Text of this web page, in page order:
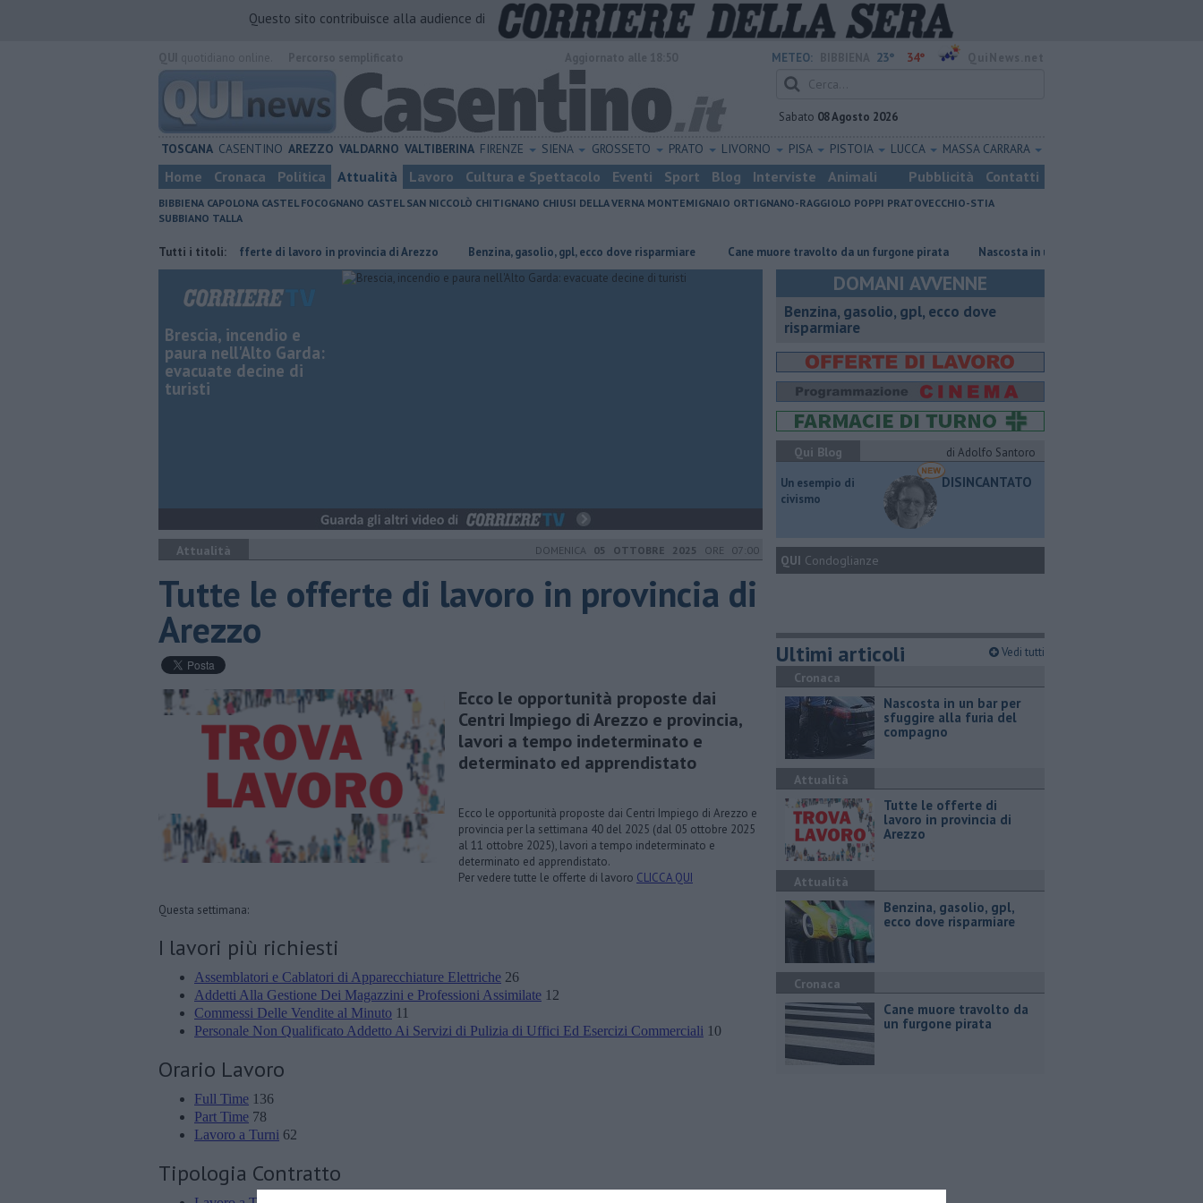
Questo sito contribuisce alla audience di
METEO: 23° 34°
Sabato 08 Agosto 2026
TOSCANA CASENTINO AREZZO VALDARNO VALTIBERINA FIRENZE SIENA GROSSETO PRATO LIVORNO PISA PISTOIA LUCCA MASSA CARRARA
Home Cronaca Politica Attualità Lavoro Cultura e Spettacolo Eventi Sport Blog Interviste Animali Pubblicità Contatti
BIBBIENA CAPOLONA CASTEL FOCOGNANO CASTEL SAN NICCOLÒ CHITIGNANO CHIUSI DELLA VERNA MONTEMIGNAIO ORTIGNANO-RAGGIOLO POPPI PRATOVECCHIO-STIA
SUBBIANO TALLA
Tutti i titoli:
​Tutte le offerte di lavoro in provincia di Arezzo ​Benzina, gasolio, gpl, ecco dove risparmiare Cane muore travolto da un furgone pirata Nascosta in un bar per sfuggire alla furia del
Brescia, incendio e
paura nell'Alto Garda:
evacuate decine di
turisti
Attualità DOMENICA 05 OTTOBRE 2025 ORE 07:00
​Tutte le offerte di lavoro in provincia di
Arezzo
Ecco le opportunità proposte dai
Centri Impiego di Arezzo e provincia,
lavori a tempo indeterminato e
determinato ed apprendistato
Ecco le opportunità proposte dai Centri Impiego di Arezzo e
provincia per la settimana 40 del 2025 (dal 05 ottobre 2025
al 11 ottobre 2025), lavori a tempo indeterminato e
determinato ed apprendistato.
Per vedere tutte le offerte di lavoro CLICCA QUI
Questa settimana:
I lavori più richiesti
Assemblatori e Cablatori di Apparecchiature Elettriche 26
Addetti Alla Gestione Dei Magazzini e Professioni Assimilate 12
Commessi Delle Vendite al Minuto 11
Personale Non Qualificato Addetto Ai Servizi di Pulizia di Uffici Ed Esercizi Commerciali 10
Orario Lavoro
Full Time 136
Part Time 78
Lavoro a Turni 62
Tipologia Contratto
DOMANI AVVENNE
​Benzina, gasolio, gpl, ecco dove
risparmiare
Qui Blog
di Adolfo Santoro
​Un esempio di
civismo
DISINCANTATO
QUI Condoglianze
Ultimi articoli Vedi tutti
Cronaca
Nascosta in un bar per
sfuggire alla furia del
compagno
Attualità
​Tutte le offerte di
lavoro in provincia di
Arezzo
Attualità
​Benzina, gasolio, gpl,
ecco dove risparmiare
Cronaca
Cane muore travolto da
un furgone pirata